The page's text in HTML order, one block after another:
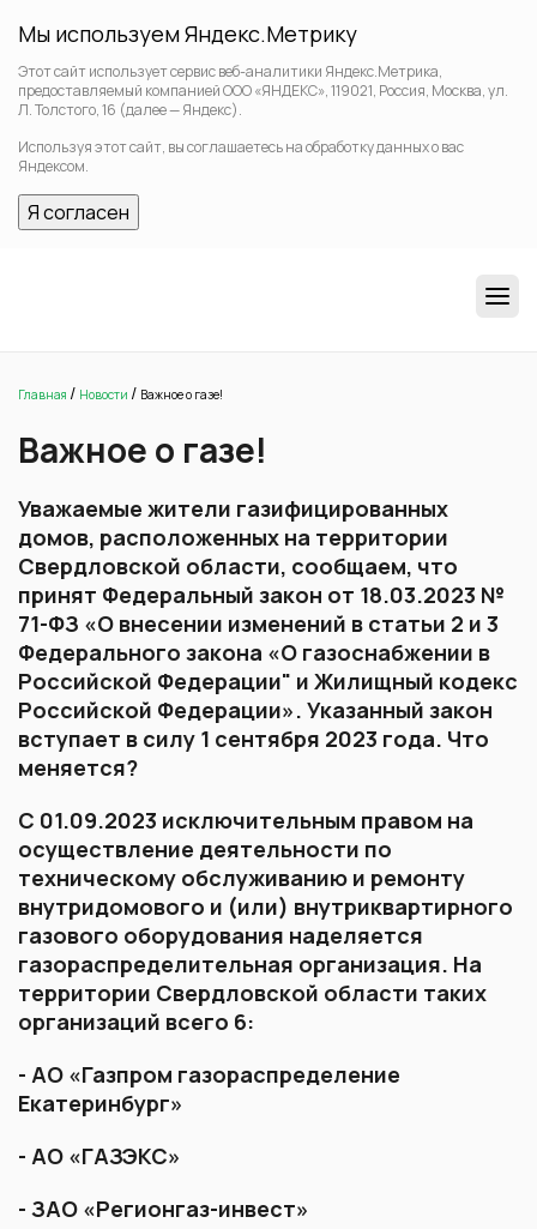
Мы используем Яндекс.Метрику
Этот сайт использует сервис веб-аналитики Яндекс.Метрика,
предоставляемый компанией ООО «ЯНДЕКС», 119021, Россия, Москва, ул.
Л. Толстого, 16 (далее — Яндекс).
Используя этот сайт, вы соглашаетесь на обработку данных о вас
Яндексом.
Я согласен
Главная / Новости / Важное о газе!
Важное о газе!
Уважаемые жители газифицированных
домов, расположенных на территории
Свердловской области, сообщаем, что
принят Федеральный закон от 18.03.2023 №
71-ФЗ «О внесении изменений в статьи 2 и 3
Федерального закона «О газоснабжении в
Российской Федерации" и Жилищный кодекс
Российской Федерации». Указанный закон
вступает в силу 1 сентября 2023 года. Что
меняется?
С 01.09.2023 исключительным правом на
осуществление деятельности по
техническому обслуживанию и ремонту
внутридомового и (или) внутриквартирного
газового оборудования наделяется
газораспределительная организация. На
территории Свердловской области таких
организаций всего 6:
- АО «Газпром газораспределение
Екатеринбург»
- АО «ГАЗЭКС»
- ЗАО «Регионгаз-инвест»